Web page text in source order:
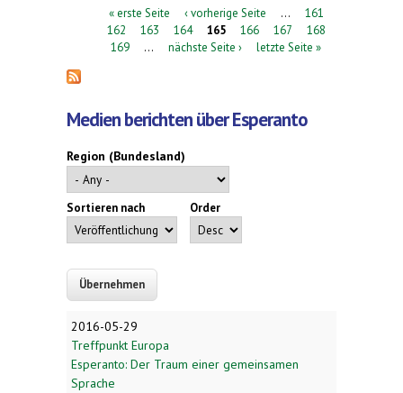
Seiten« erste Seite ‹ vorherige Seite …
161
162
163 164 165 166 167
168
169
… nächste Seite › letzte Seite »
Medien berichten über Esperanto
Region (Bundesland)
Sortieren nach Order
2016-05-29
Treffpunkt Europa
Esperanto: Der Traum einer gemeinsamen
Sprache